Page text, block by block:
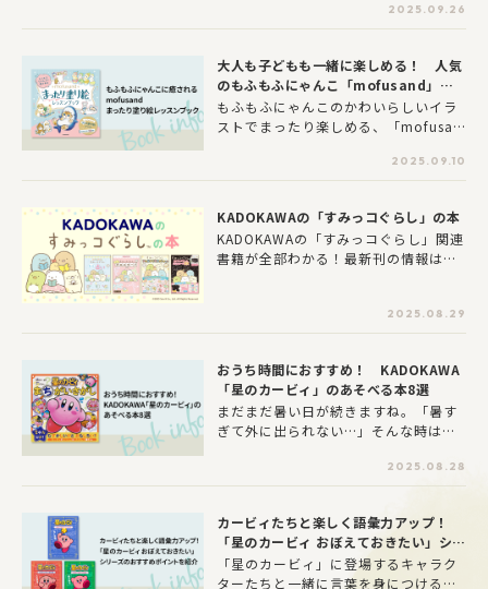
（金）より「ニコニコカドカワ祭り20
25」を開催します。今年も“好きな
さまに日頃の感謝を込めて、例年以上
充実したキャンペーンを2ヶ月間にわた
り展開します。KADOKAWAの全書籍・
雑誌を対象に、リアル書店では全員5
カードネットギフトが当たる”選べ
企画を実施。電子書籍ストアでは1巻無
料や50%FFなど、紙と電子の両方で楽
しめるお得な企画を展開します。
2025.09.26
大人も子どもも一緒に楽しめる！ 人気
のもふもふにゃんこ「mofusand」初
の塗り絵ブックが登場！
もふもふにゃんこのかわいらしいイラ
ストでまったり楽しめる、「mofusan
した。とてもキュートでちょっとシュ
ールなにゃんこ「mofusand」のかわ
だけの図案で楽しめます。
2025.09.10
KADOKAWAの「すみっコぐらし」の本
KADOKAWAの「すみっコぐらし」関連
書籍が全部わかる！最新刊の情報はも
2025.08.29
おうち時間におすすめ！ KADOKAWA
「星のカービィ」のあそべる本8選
まだまだ暑い日が続きますね。「暑す
ぎて外に出られない…」そんな時は、
がですか。「星のカービィ」がだいす
きなお子さんにオススメな、あそべる
やなぞなぞなど、時間をかけてじっく
りお楽しみいただける内容となってい
ます。お子さんと過ごすおうち時間に
2025.08.28
カービィたちと楽しく語彙力アップ！
「星のカービィ おぼえておきたい」シリ
ーズのおすすめポイントを紹介
「星のカービィ」に登場するキャラク
ターたちと一緒に言葉を身につけるこ